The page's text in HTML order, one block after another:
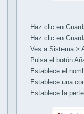
Haz clic en
Haz clic en
Ves a Sistema >
Pulsa el botón
Establece el
Establece una
Establece la